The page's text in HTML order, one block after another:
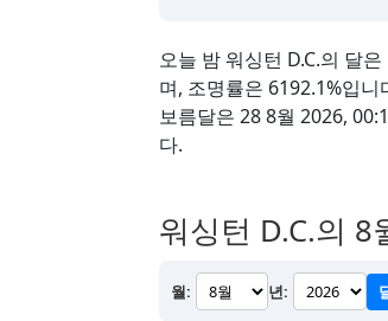
오늘 밤 워싱턴 D.C.의 달은
며, 조명률은 6192.1%입니
보름달은 28 8월 2026,
다.
워싱턴 D.C.의
월: 년: